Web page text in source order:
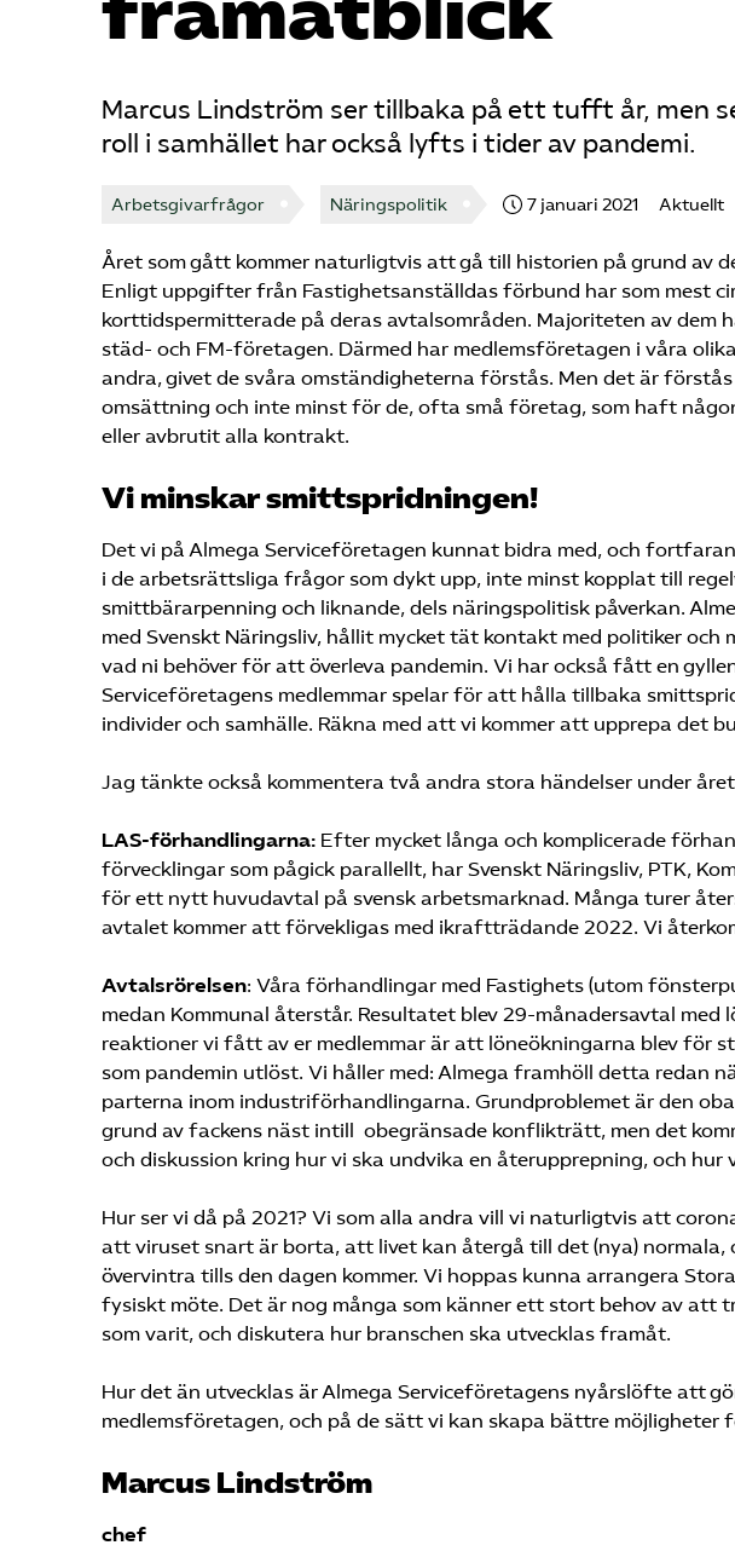
Marcus Lindström ser tillbaka på ett tufft år, men
roll i samhället har också lyfts i tider av pandemi.
Arbetsgivarfrågor Näringspolitik 7 januari 2021 Aktuellt
Året som gått kommer naturligtvis att gå till historien på grund av
Enligt uppgifter från Fastighetsanställdas förbund har som mest
korttidspermitterade på deras avtalsområden. Majoriteten av dem
städ- och FM-företagen. Därmed har medlemsföretagen i våra
andra, givet de svåra omständigheterna förstås. Men det är
omsättning och inte minst för de, ofta små företag, som haft
eller avbrutit alla kontrakt.
Vi minskar smittspridningen!
Det vi på Almega Serviceföretagen kunnat bidra med, och
i de arbetsrättsliga frågor som dykt upp, inte minst kopplat till
smittbärarpenning och liknande, dels näringspolitisk påverkan.
med Svenskt Näringsliv, hållit mycket tät kontakt med politiker
vad ni behöver för att överleva pandemin. Vi har också fått en
Serviceföretagens medlemmar spelar för att hålla tillbaka
individer och samhälle. Räkna med att vi kommer att upprepa det
Jag tänkte också kommentera två andra stora händelser under
LAS-förhandlingarna: Efter mycket långa och komplicerade
förvecklingar som pågick parallellt, har Svenskt Näringsliv, PTK,
för ett nytt huvudavtal på svensk arbetsmarknad. Många turer
avtalet kommer att förvekligas med ikraftträdande 2022. Vi
Avtalsrörelsen: Våra förhandlingar med Fastighets (utom
medan Kommunal återstår. Resultatet blev 29-månadersavtal med
reaktioner vi fått av er medlemmar är att löneökningarna blev för
som pandemin utlöst. Vi håller med: Almega framhöll detta redan
parterna inom industriförhandlingarna. Grundproblemet är den
grund av fackens näst intill obegränsade konflikträtt, men det
och diskussion kring hur vi ska undvika en återupprepning, och
Hur ser vi då på 2021? Vi som alla andra vill vi naturligtvis att
att viruset snart är borta, att livet kan återgå till det (nya)
övervintra tills den dagen kommer. Vi hoppas kunna arrangera
fysiskt möte. Det är nog många som känner ett stort behov av
som varit, och diskutera hur branschen ska utvecklas framåt.
Hur det än utvecklas är Almega Serviceföretagens nyårslöfte att
medlemsföretagen, och på de sätt vi kan skapa bättre
Marcus Lindström
chef